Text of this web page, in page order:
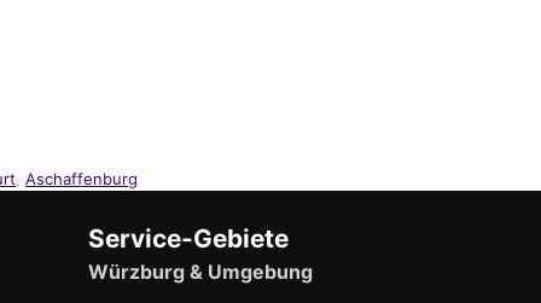
Aschaffenburg
Service-Gebiete
Würzburg & Umgebung